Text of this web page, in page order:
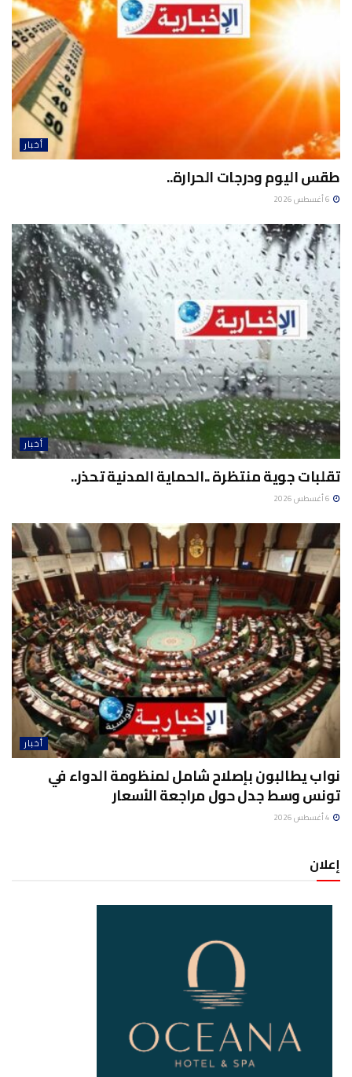
أخبار
طقس اليوم ودرجات الحرارة..
أخبار
تقلبات جوية منتظرة ..الحماية المدنية تحذر..
أخبار
نواب يطالبون بإصلاح شامل لمنظومة الدواء في
تونس وسط جدل حول مراجعة الأسعار
إعلان